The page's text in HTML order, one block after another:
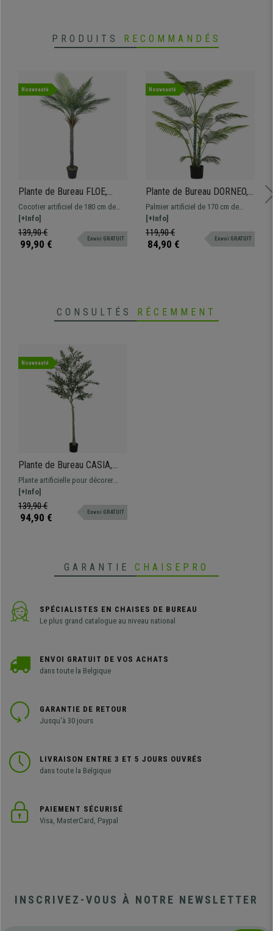
PRODUITS RECOMMANDÉS
Nouveauté
Plante de Bureau FLOE,
Hauteur 180 cm, Cocotier
Artificiel, Pot Inclus
Cocotier artificiel de 180 cm de
hauteur, idéal pour apporter une
touche d'exotisme et de verdure à
votre espace de travail
[+Info]
139,90 €
99,90 € Envoi GRATUIT
Nouveauté
Plante de Bureau DORNEO,
Hauteur 170 cm, Palmier
Artificiel, Pot Inclus
Palmier artificiel de 170 cm de
hauteur, parfait pour créer une
ambiance tropicale et raffinée dans
votre espace de travail.
[+Info]
119,90 €
84,90 € Envoi GRATUIT
CONSULTÉS RÉCEMMENT
Nouveauté
Plante de Bureau CASIA,
Hauteur 180cm, Olivier
Artificiel, Pot Inclus
Plante artificielle pour décorer
votre espace de travail, hauteur
180 cm
[+Info]
139,90 €
94,90 € Envoi GRATUIT
GARANTIE CHAISEPRO
SPÉCIALISTES EN CHAISES DE BUREAU
Le plus grand catalogue au niveau national
ENVOI GRATUIT DE VOS ACHATS
dans toute la Belgique
GARANTIE DE RETOUR
Jusqu'à 30 jours
LIVRAISON ENTRE 3 ET 5 JOURS OUVRÉS
dans toute la Belgique
PAIEMENT SÉCURISÉ
Visa, MasterCard, Paypal
INSCRIVEZ-VOUS À NOTRE NEWSLETTER